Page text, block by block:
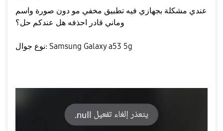
عندي مشكلة بجهازي فيه تطبيق مخفي مو دون صورة واسم
وماني قادر احذفه هل عندكم حل؟
نوع جوال: Samsung Galaxy a53 5g